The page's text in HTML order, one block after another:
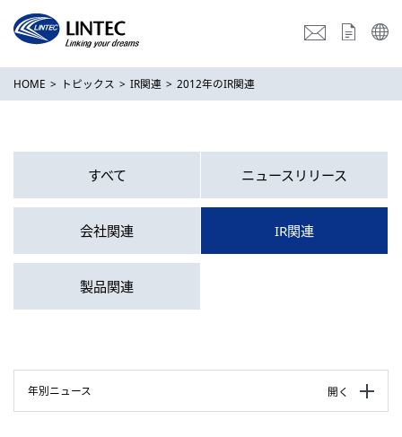
HOME トピックス IR関連 2012年のIR関連
すべて ニュースリリース
会社関連 IR関連
製品関連
年別ニュース